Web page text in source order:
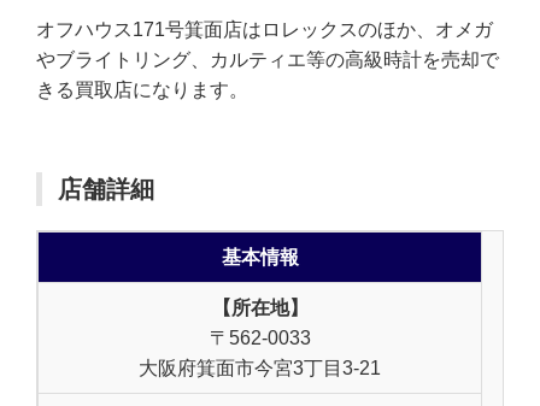
オフハウス171号箕面店はロレックスのほか、オメガ
やブライトリング、カルティエ等の高級時計を売却で
きる買取店になります。
店舗詳細
基本情報
【所在地】
〒562-0033
大阪府箕面市今宮3丁目3-21